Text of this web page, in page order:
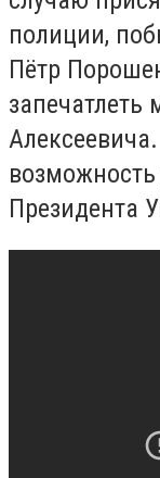
полиции,
Пётр
запечатлеть
возможность
Президента